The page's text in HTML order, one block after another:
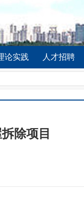
论实践 人才招聘
除项目